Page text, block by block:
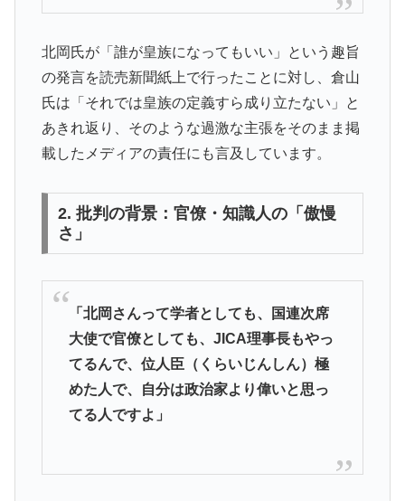
北岡氏が「誰が皇族になってもいい」という趣旨
の発言を読売新聞紙上で行ったことに対し、倉山
氏は「それでは皇族の定義すら成り立たない」と
あきれ返り、そのような過激な主張をそのまま掲
載したメディアの責任にも言及しています。
2. 批判の背景：官僚・知識人の「傲慢
さ」
「北岡さんって学者としても、国連次席
大使で官僚としても、JICA理事長もやっ
てるんで、位人臣（くらいじんしん）極
めた人で、自分は政治家より偉いと思っ
てる人ですよ」